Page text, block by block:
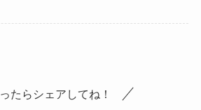
たらシェアしてね！